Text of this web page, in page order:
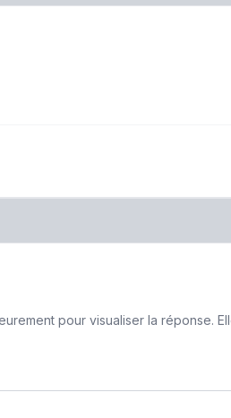
pour visualiser la réponse.